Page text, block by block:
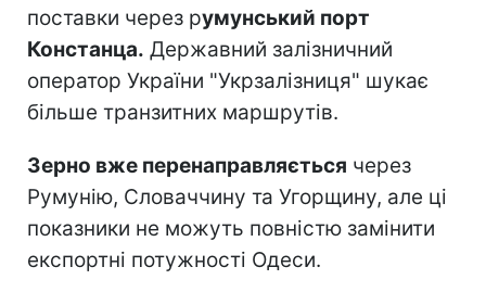
поставки через румунський порт
Констанца. Державний залізничний
оператор України "Укрзалізниця" шукає
більше транзитних маршрутів.
Зерно вже перенаправляється через
Румунію, Словаччину та Угорщину, але ці
показники не можуть повністю замінити
експортні потужності Одеси.